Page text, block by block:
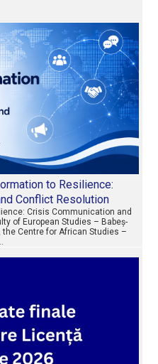
to Resilience:
Conflict Resolution
Crisis Communication and
of European Studies – Babeș-
the Centre for African Studies –